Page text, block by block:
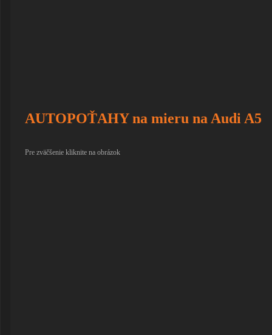
AUTOPOŤAHY na mieru na Audi A5
Pre zväčšenie kliknite na obrázok